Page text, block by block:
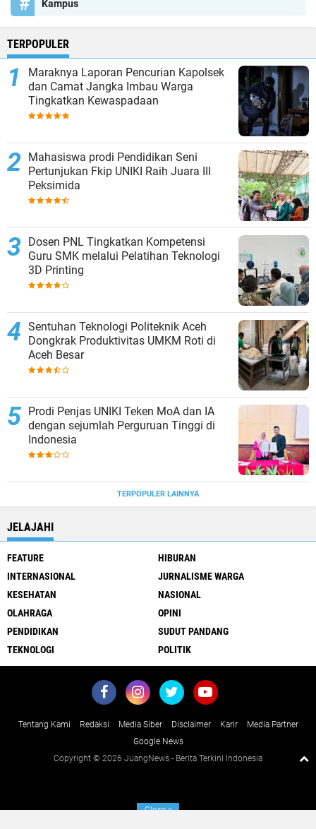
Kampus
TERPOPULER
Maraknya Laporan Pencurian Kapolsek
dan Camat Jangka Imbau Warga
Tingkatkan Kewaspadaan
Mahasiswa prodi Pendidikan Seni
Pertunjukan Fkip UNIKI Raih Juara III
Peksimida
Dosen PNL Tingkatkan Kompetensi
Guru SMK melalui Pelatihan Teknologi
3D Printing
Sentuhan Teknologi Politeknik Aceh
Dongkrak Produktivitas UMKM Roti di
Aceh Besar
Prodi Penjas UNIKI Teken MoA dan IA
dengan sejumlah Perguruan Tinggi di
Indonesia
TERPOPULER LAINNYA
JELAJAHI
FEATURE
HIBURAN
INTERNASIONAL
JURNALISME WARGA
KESEHATAN
NASIONAL
OLAHRAGA
OPINI
PENDIDIKAN
SUDUT PANDANG
TEKNOLOGI
POLITIK
Tentang Kami Redaksi Media Siber Disclaimer Karir
Media Partner
Google News
Copyright © 2026 JuangNews - Berita Terkini Indonesia
Closex